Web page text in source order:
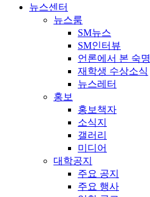
뉴스센터
뉴스룸
SM뉴스
SM인터뷰
언론에서 본 숙명
재학생 수상소식
뉴스레터
홍보
홍보책자
소식지
갤러리
미디어
대학공지
주요 공지
주요 행사